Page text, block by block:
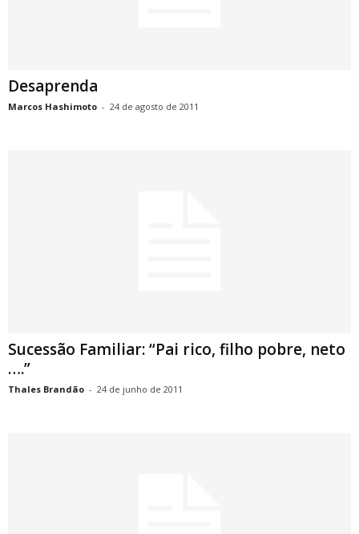
Desaprenda
Marcos Hashimoto - 24 de agosto de 2011
Sucessão Familiar: “Pai rico, filho pobre, neto
….”
Thales Brandão - 24 de junho de 2011